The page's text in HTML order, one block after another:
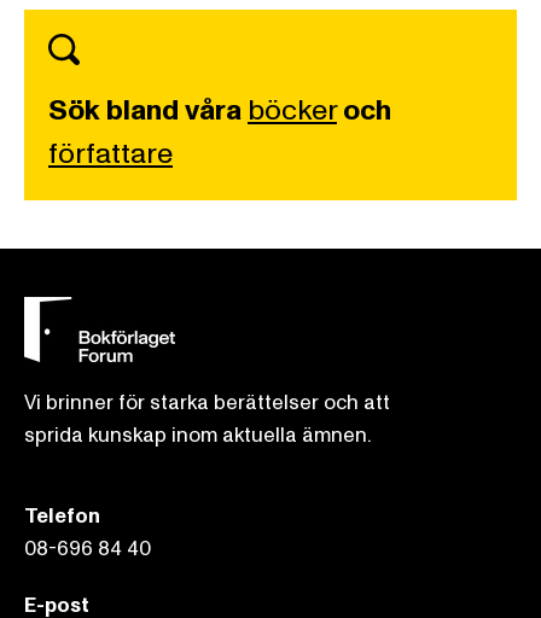
Sök bland våra böckeroch
författare
Vi brinner för starka berättelser och att
sprida kunskap inom aktuella ämnen.
Telefon
08-696 84 40
E-post